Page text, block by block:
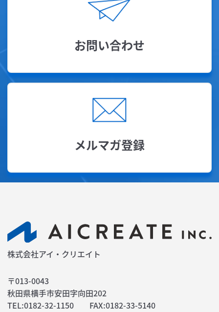
お問い合わせ
メルマガ登録
株式会社アイ・クリエイト
〒013-0043
秋田県横手市安田字向田202
TEL:0182-32-1150 FAX:0182-33-5140